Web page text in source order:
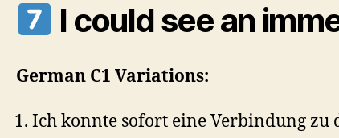
I could see an
German C1 Variations:
Ich konnte sofort eine Verbindung zu